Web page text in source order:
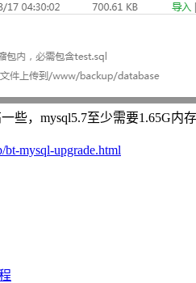
些，mysql5.7至少需要1.65G内
bt-mysql-upgrade.html